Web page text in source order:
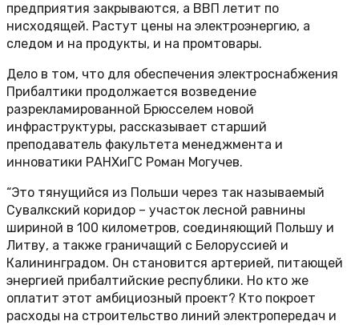
предприятия закрываются, а ВВП летит по
нисходящей. Растут цены на электроэнергию, а
следом и на продукты, и на промтовары.
Дело в том, что для обеспечения электроснабжения
Прибалтики продолжается возведение
разрекламированной Брюсселем новой
инфраструктуры, рассказывает старший
преподаватель факультета менеджмента и
инноватики РАНХиГС Роман Могучев.
“Это тянущийся из Польши через так называемый
Сувалкский коридор – участок лесной равнины
шириной в 100 километров, соединяющий Польшу и
Литву, а также граничащий с Белоруссией и
Калининградом. Он становится артерией, питающей
энергией прибалтийские республики. Но кто же
оплатит этот амбициозный проект? Кто покроет
расходы на строительство линий электропередач и